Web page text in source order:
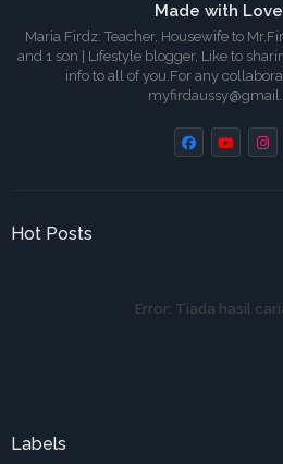
Made with
Maria Firdz: Teacher, Housewife to
and 1 son | Lifestyle blogger, Like to
info to all of you.For any
Hot Posts
Error: Tiada hasil
Labels